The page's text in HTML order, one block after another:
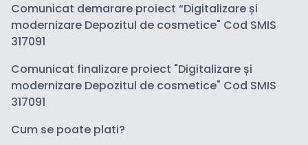
Comunicat demarare proiect “Digitalizare și
modernizare Depozitul de cosmetice" Cod SMIS
317091
Comunicat finalizare proiect "Digitalizare și
modernizare Depozitul de cosmetice" Cod SMIS
317091
Cum se poate plati?